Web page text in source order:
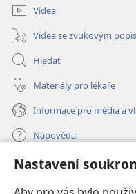
Nastavení
Videa
Videa se zvukovým
Hledat
Materiály pro lékaře
Informace pro média a
Nápověda
Dary
nové